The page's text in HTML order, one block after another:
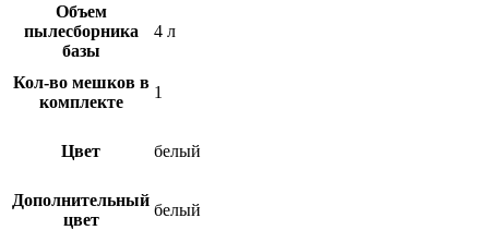
Объем
пылесборника
базы
4 л
Кол-во мешков в
комплекте
1
Цвет белый
Дополнительный
цвет
белый